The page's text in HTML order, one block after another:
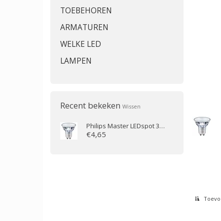
TOEBEHOREN
ARMATUREN
WELKE LED
LAMPEN
Recent bekeken Wissen
Philips Master LEDspot 3.7-35W GU10 927 36D dimbaar
€4,65